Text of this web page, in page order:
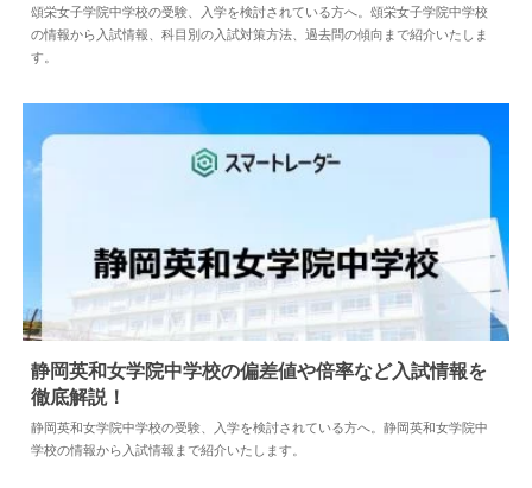
中学情報 2025.04.25
頌栄女子学院中学校の受験、入学を検討されている方へ。頌栄女子学院中学校
の情報から入試情報、科目別の入試対策方法、過去問の傾向まで紹介いたしま
す。
中学情報 2024.05.10
静岡英和女学院中学校の偏差値や倍率など入試情報を
徹底解説！
静岡英和女学院中学校の受験、入学を検討されている方へ。静岡英和女学院中
学校の情報から入試情報まで紹介いたします。